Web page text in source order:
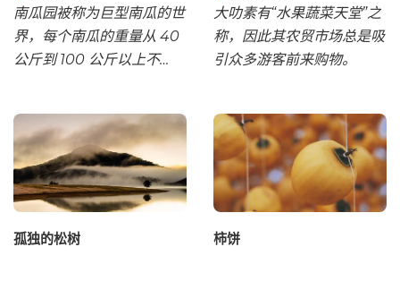
南瓜园被称为巨型南瓜的世
界，每个南瓜的重量从 40
公斤到 100 公斤以上不
大叻素有“水果蔬菜天堂”之
称，因此其农贸市场总是吸
引众多游客前来购物。
孤独的松树 柿饼